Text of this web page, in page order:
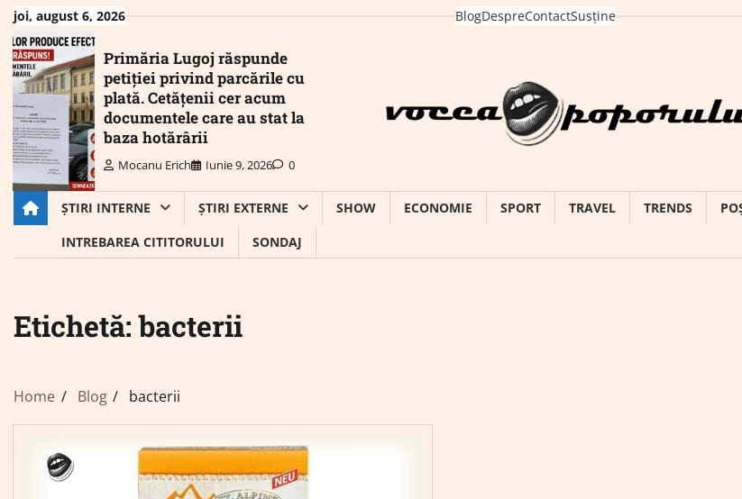
Skip
content
joi, august 6, 2026 BlogDespreContactSusține
Primăria Lugoj răspunde
petiției privind parcările cu
plată. Cetățenii cer acum
documentele care au stat la
baza hotărârii
Mocanu Erich Iunie 9, 2026 0
ȘTIRI INTERNE ȘTIRI EXTERNE SHOW ECONOMIE SPORT TRAVEL TRENDS
INTREBAREA CITITORULUI
SONDAJ
Etichetă:bacterii
Home Blog bacterii